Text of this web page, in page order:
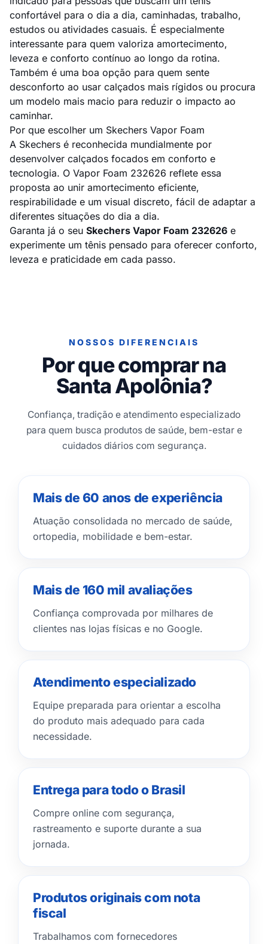
confortável para o dia a dia, caminhadas, trabalho,
estudos ou atividades casuais. É especialmente
interessante para quem valoriza amortecimento,
leveza e conforto contínuo ao longo da rotina.
Também é uma boa opção para quem sente
desconforto ao usar calçados mais rígidos ou procura
um modelo mais macio para reduzir o impacto ao
caminhar.
Por que escolher um Skechers Vapor Foam
A Skechers é reconhecida mundialmente por
desenvolver calçados focados em conforto e
tecnologia. O Vapor Foam 232626 reflete essa
proposta ao unir amortecimento eficiente,
respirabilidade e um visual discreto, fácil de adaptar a
diferentes situações do dia a dia.
Garanta já o seu Skechers Vapor Foam 232626 e
experimente um tênis pensado para oferecer conforto,
leveza e praticidade em cada passo.
NOSSOS DIFERENCIAIS
Por que comprar na
Santa Apolônia?
Confiança, tradição e atendimento especializado
para quem busca produtos de saúde, bem-estar e
cuidados diários com segurança.
Mais de 60 anos de experiência
Atuação consolidada no mercado de saúde,
ortopedia, mobilidade e bem-estar.
Mais de 160 mil avaliações
Confiança comprovada por milhares de
clientes nas lojas físicas e no Google.
Atendimento especializado
Equipe preparada para orientar a escolha
do produto mais adequado para cada
necessidade.
Entrega para todo o Brasil
Compre online com segurança,
rastreamento e suporte durante a sua
jornada.
Produtos originais com nota
fiscal
Trabalhamos com fornecedores